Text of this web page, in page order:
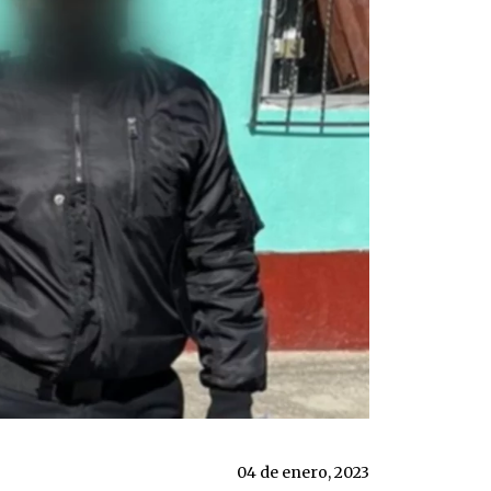
04 de enero, 2023